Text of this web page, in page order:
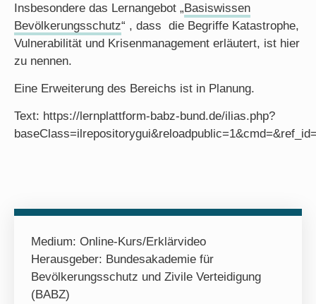
Insbesondere das Lernangebot „Basiswissen
Bevölkerungsschutz“ , dass die Begriffe Katastrophe,
Vulnerabilität und Krisenmanagement erläutert, ist hier
zu nennen.
Eine Erweiterung des Bereichs ist in Planung.
Text: https://lernplattform-babz-bund.de/ilias.php?
Medium: Online-Kurs/Erklärvideo
Herausgeber: Bundesakademie für
Bevölkerungsschutz und Zivile Verteidigung
(BABZ)